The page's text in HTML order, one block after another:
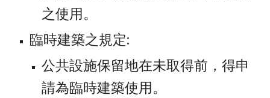
之使用。
臨時建築之規定:
公共設施保留地在未取得前，得申
請為臨時建築使用。